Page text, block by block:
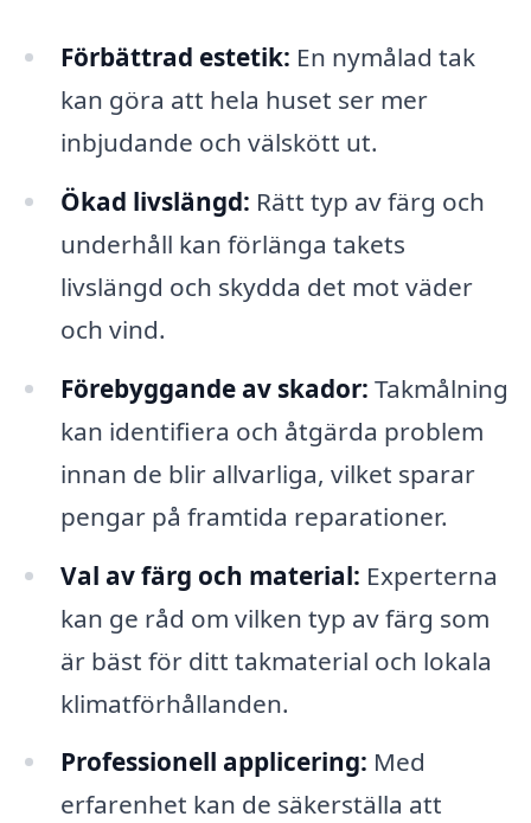
Förbättrad estetik: En nymålad tak
kan göra att hela huset ser mer
inbjudande och välskött ut.
Ökad livslängd: Rätt typ av färg och
underhåll kan förlänga takets
livslängd och skydda det mot väder
och vind.
Förebyggande av skador: Takmålning
kan identifiera och åtgärda problem
innan de blir allvarliga, vilket sparar
pengar på framtida reparationer.
Val av färg och material: Experterna
kan ge råd om vilken typ av färg som
är bäst för ditt takmaterial och lokala
klimatförhållanden.
Professionell applicering: Med
erfarenhet kan de säkerställa att